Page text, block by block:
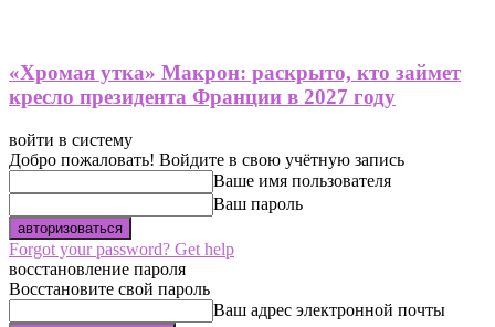
«Хромая утка» Макрон: раскрыто, кто займет
кресло президента Франции в 2027 году
войти в систему
Добро пожаловать! Войдите в свою учётную запись
Ваше имя пользователя
Ваш пароль
Forgot your password? Get help
восстановление пароля
Восстановите свой пароль
Ваш адрес электронной почты